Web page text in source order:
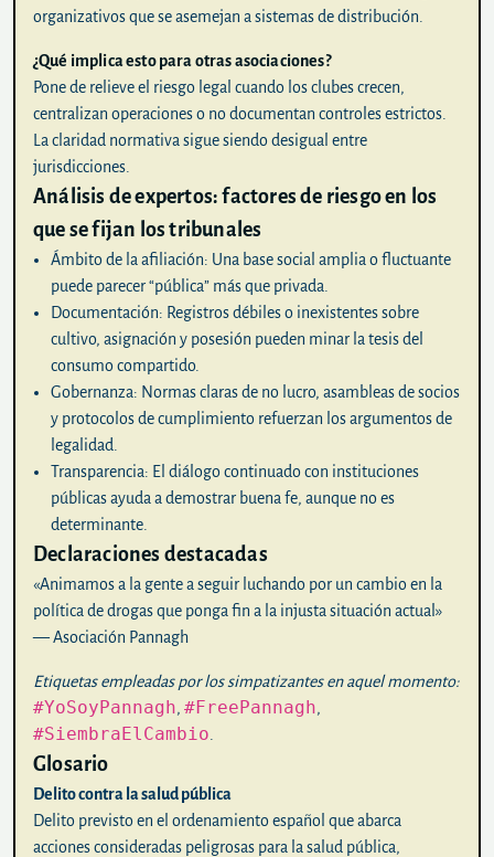
organizativos que se asemejan a sistemas de distribución.
¿Qué implica esto para otras asociaciones?
Pone de relieve el riesgo legal cuando los clubes crecen,
centralizan operaciones o no documentan controles estrictos.
La claridad normativa sigue siendo desigual entre
jurisdicciones.
Análisis de expertos: factores de riesgo en los
que se fijan los tribunales
Ámbito de la afiliación: Una base social amplia o fluctuante
puede parecer “pública” más que privada.
Documentación: Registros débiles o inexistentes sobre
cultivo, asignación y posesión pueden minar la tesis del
consumo compartido.
Gobernanza: Normas claras de no lucro, asambleas de socios
y protocolos de cumplimiento refuerzan los argumentos de
legalidad.
Transparencia: El diálogo continuado con instituciones
públicas ayuda a demostrar buena fe, aunque no es
determinante.
Declaraciones destacadas
«Animamos a la gente a seguir luchando por un cambio en la
política de drogas que ponga fin a la injusta situación actual»
— Asociación Pannagh
Etiquetas empleadas por los simpatizantes en aquel momento:
#YoSoyPannagh, #FreePannagh,
#SiembraElCambio
Glosario
Delito contra la salud pública
Delito previsto en el ordenamiento español que abarca
acciones consideradas peligrosas para la salud pública,